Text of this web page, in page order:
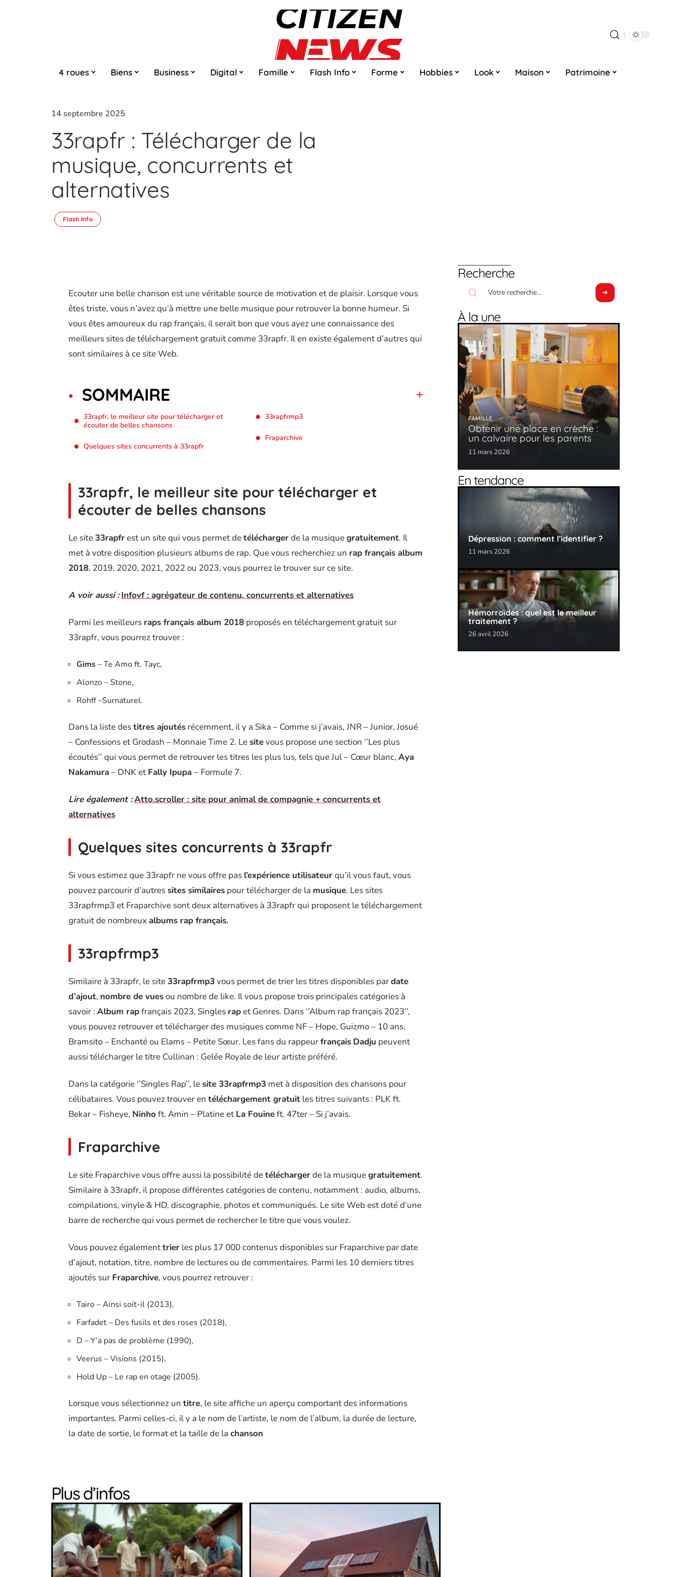
4 roues Biens Business Digital Famille Flash Info Forme Hobbies Look Maison Patrimoine
14 septembre 2025
33rapfr : Télécharger de la
musique, concurrents et
alternatives
Flash Info
Ecouter une belle chanson est une véritable source de motivation et de plaisir. Lorsque vous
êtes triste, vous n’avez qu’à mettre une belle musique pour retrouver la bonne humeur. Si
vous êtes amoureux du rap français, il serait bon que vous ayez une connaissance des
meilleurs sites de téléchargement gratuit comme 33rapfr. Il en existe également d’autres qui
sont similaires à ce site Web.
SOMMAIRE
33rapfr, le meilleur site pour télécharger et
écouter de belles chansons
Quelques sites concurrents à 33rapfr
33rapfrmp3
Fraparchive
33rapfr, le meilleur site pour télécharger et
écouter de belles chansons
Le site33rapfrest un site qui vous permet detéléchargerde la musiquegratuitement. Il
met à votre disposition plusieurs albums de rap. Que vous recherchiez un rap français album
2018, 2019, 2020, 2021, 2022 ou 2023, vous pourrez le trouver sur ce site.
A voir aussi : Infovf : agrégateur de contenu, concurrents et alternatives
Parmi les meilleurs raps français album 2018 proposés en téléchargement gratuit sur
33rapfr, vous pourrez trouver :
Gims– Te Amo ft. Tayc,
Alonzo – Stone,
Rohff –Surnaturel.
Dans la liste destitres ajoutés récemment, il y a Sika – Comme si j’avais, JNR – Junior, Josué
– Confessions et Grodash – Monnaie Time 2. Lesitevous propose une section ‘’Les plus
écoutés’’ qui vous permet de retrouver les titres les plus lus, tels que Jul – Cœur blanc, Aya
Nakamura– DNK et Fally Ipupa – Formule 7.
Lire également :Atto.scroller : site pour animal de compagnie + concurrents et
alternatives
Quelques sites concurrents à 33rapfr
Si vous estimez que 33rapfr ne vous offre pas l’expérience utilisateurqu’il vous faut, vous
pouvez parcourir d’autressites similaires pour télécharger de la musique. Les sites
33rapfrmp3 et Fraparchive sont deux alternatives à 33rapfr qui proposent le téléchargement
gratuit de nombreux albums rap français.
33rapfrmp3
Similaire à 33rapfr, le site33rapfrmp3vous permet de trier les titres disponibles pardate
d’ajout, nombre de vuesou nombre de like. Il vous propose trois principales catégories à
savoir : Album rapfrançais 2023, Singles rapet Genres. Dans ‘’Album rap français 2023’’,
vous pouvez retrouver et télécharger des musiques comme NF – Hope, Guizmo – 10 ans,
Bramsito – Enchanté ou Elams – Petite Sœur. Les fans du rappeurfrançais Dadju peuvent
aussi télécharger le titre Cullinan : Gelée Royale de leur artiste préféré.
Dans la catégorie ‘’Singles Rap’’, lesite 33rapfrmp3 met à disposition des chansons pour
célibataires. Vous pouvez trouver en téléchargement gratuit les titres suivants : PLK ft.
Bekar – Fisheye, Ninho ft. Amin – Platine et La Fouineft. 47ter – Si j’avais.
Fraparchive
Le site Fraparchive vous offre aussi la possibilité detéléchargerde la musiquegratuitement.
Similaire à 33rapfr, il propose différentes catégories de contenu, notamment : audio, albums,
compilations, vinyle & HD, discographie, photos et communiqués. Le site Web est doté d’une
barre de recherche qui vous permet de rechercher le titre que vous voulez.
Vous pouvez égalementtrier les plus 17 000 contenus disponibles sur Fraparchive par date
d’ajout, notation, titre, nombre de lectures ou de commentaires. Parmi les 10 derniers titres
ajoutés sur Fraparchive, vous pourrez retrouver :
Tairo – Ainsi soit-il (2013),
Farfadet – Des fusils et des roses (2018),
D – Y’a pas de problème (1990),
Veerus – Visions (2015),
Hold Up – Le rap en otage (2005).
Lorsque vous sélectionnez un titre, le site affiche un aperçu comportant des informations
importantes. Parmi celles-ci, il y a le nom de l’artiste, le nom de l’album, la durée de lecture,
la date de sortie, le format et la taille de la chanson
Plus d’infos
Recherche
À la une
FAMILLE
Obtenir une place en crèche :
un calvaire pour les parents
11 mars 2026
En tendance
Dépression : comment l’identifier ?
11 mars 2026
Hémorroïdes : quel est le meilleur
traitement ?
26 avril 2026